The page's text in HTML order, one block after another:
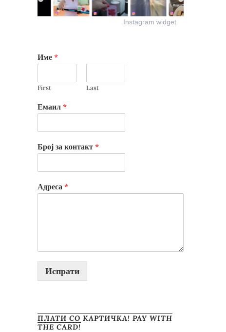
Instagram widget
Име *
First Last
Емаил *
Број за контакт *
Адреса *
Испрати
ПЛАТИ СО КАРТИЧКА! PAY WITH
THE CARD!